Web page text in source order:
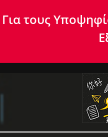
Για τους